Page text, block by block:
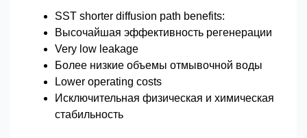
SST shorter diffusion path benefits:
Высочайшая эффективность регенерации
Very low leakage
Более низкие объемы отмывочной воды
Lower operating costs
Исключительная физическая и химическая
стабильность